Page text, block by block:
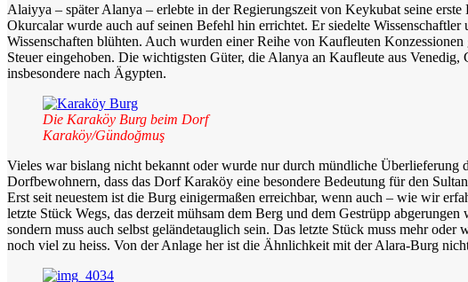
Alaiyya – später Alanya – erlebte in der Regierungszeit von Keykubat seine
Okurcalar wurde auch auf seinen Befehl hin errichtet. Er siedelte
Wissenschaften blühten. Auch wurden einer Reihe von Kaufleuten
Steuer eingehoben. Die wichtigsten Güter, die Alanya an Kaufleute aus
insbesondere nach Ägypten.
Die Karaköy Burg beim Dorf
Karaköy/Gündoğmuş
Vieles war bislang nicht bekannt oder wurde nur durch mündliche Überlieferung
Dorfbewohnern, dass das Dorf Karaköy eine besondere Bedeutung für den
Erst seit neuestem ist die Burg einigermaßen erreichbar, wenn auch – wie wir
letzte Stück Wegs, das derzeit mühsam dem Berg und dem Gestrüpp
sondern muss auch selbst geländetauglich sein. Das letzte Stück muss mehr
noch viel zu heiss. Von der Anlage her ist die Ähnlichkeit mit der Alara-Burg